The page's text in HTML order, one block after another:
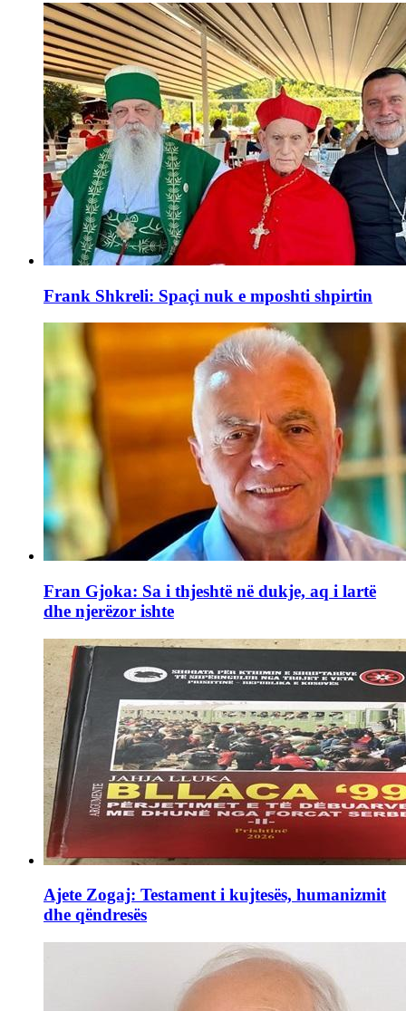
Frank Shkreli: Spaçi nuk e mposhti shpirtin
Fran Gjoka: Sa i thjeshtë në dukje, aq i lartë
dhe njerëzor ishte
Ajete Zogaj: Testament i kujtesës, humanizmit
dhe qëndresës